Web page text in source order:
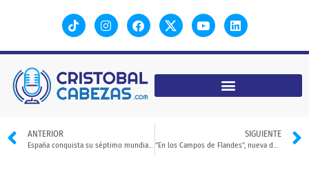
ANTERIOR
España conquista su séptimo mundial de trial por equipos
SIGUIENTE
“En los Campos de Flandes”, nueva denominación de la Gante-Wevelgem